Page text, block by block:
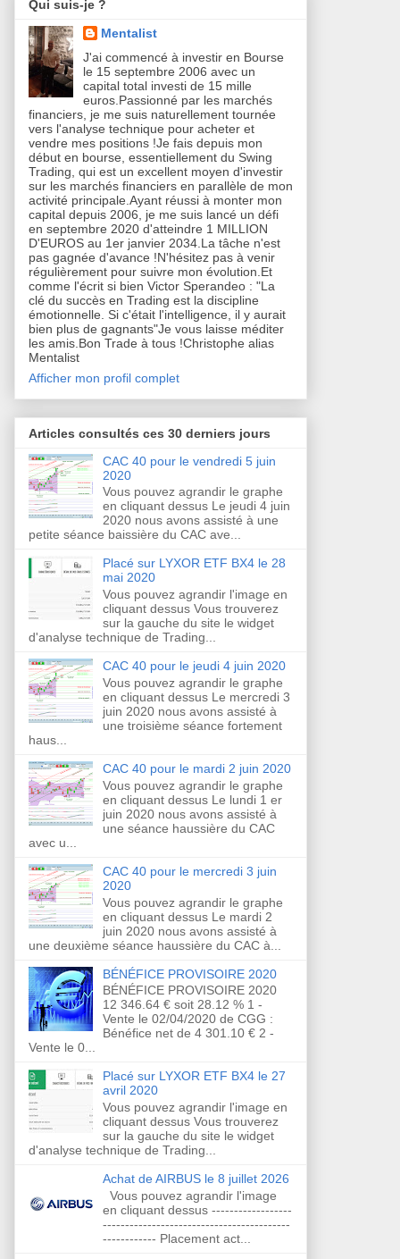
Qui suis-je ?
Mentalist
J'ai commencé à investir en Bourse
le 15 septembre 2006 avec un
capital total investi de 15 mille
euros.Passionné par les marchés
financiers, je me suis naturellement tournée
vers l'analyse technique pour acheter et
vendre mes positions !Je fais depuis mon
début en bourse, essentiellement du Swing
Trading, qui est un excellent moyen d'investir
sur les marchés financiers en parallèle de mon
activité principale.Ayant réussi à monter mon
capital depuis 2006, je me suis lancé un défi
en septembre 2020 d'atteindre 1 MILLION
D'EUROS au 1er janvier 2034.La tâche n'est
pas gagnée d'avance !N'hésitez pas à venir
régulièrement pour suivre mon évolution.Et
comme l'écrit si bien Victor Sperandeo : "La
clé du succès en Trading est la discipline
émotionnelle. Si c'était l'intelligence, il y aurait
bien plus de gagnants"Je vous laisse méditer
les amis.Bon Trade à tous !Christophe alias
Mentalist
Afficher mon profil complet
Articles consultés ces 30 derniers jours
CAC 40 pour le vendredi 5 juin
2020
Vous pouvez agrandir le graphe
en cliquant dessus Le jeudi 4 juin
2020 nous avons assisté à une
petite séance baissière du CAC ave...
Placé sur LYXOR ETF BX4 le 28
mai 2020
Vous pouvez agrandir l'image en
cliquant dessus Vous trouverez
sur la gauche du site le widget
d'analyse technique de Trading...
CAC 40 pour le jeudi 4 juin 2020
Vous pouvez agrandir le graphe
en cliquant dessus Le mercredi 3
juin 2020 nous avons assisté à
une troisième séance fortement
haus...
CAC 40 pour le mardi 2 juin 2020
Vous pouvez agrandir le graphe
en cliquant dessus Le lundi 1 er
juin 2020 nous avons assisté à
une séance haussière du CAC
avec u...
CAC 40 pour le mercredi 3 juin
2020
Vous pouvez agrandir le graphe
en cliquant dessus Le mardi 2
juin 2020 nous avons assisté à
une deuxième séance haussière du CAC à...
BÉNÉFICE PROVISOIRE 2020
BÉNÉFICE PROVISOIRE 2020
12 346.64 € soit 28.12 % 1 -
Vente le 02/04/2020 de CGG :
Bénéfice net de 4 301.10 € 2 -
Vente le 0...
Placé sur LYXOR ETF BX4 le 27
avril 2020
Vous pouvez agrandir l'image en
cliquant dessus Vous trouverez
sur la gauche du site le widget
d'analyse technique de Trading...
Achat de AIRBUS le 8 juillet 2026
Vous pouvez agrandir l'image
en cliquant dessus ------------------
------------------------------------------
------------ Placement act...